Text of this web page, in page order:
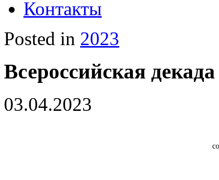
Контакты
Posted in 2023
Всероссийская
03.04.2023